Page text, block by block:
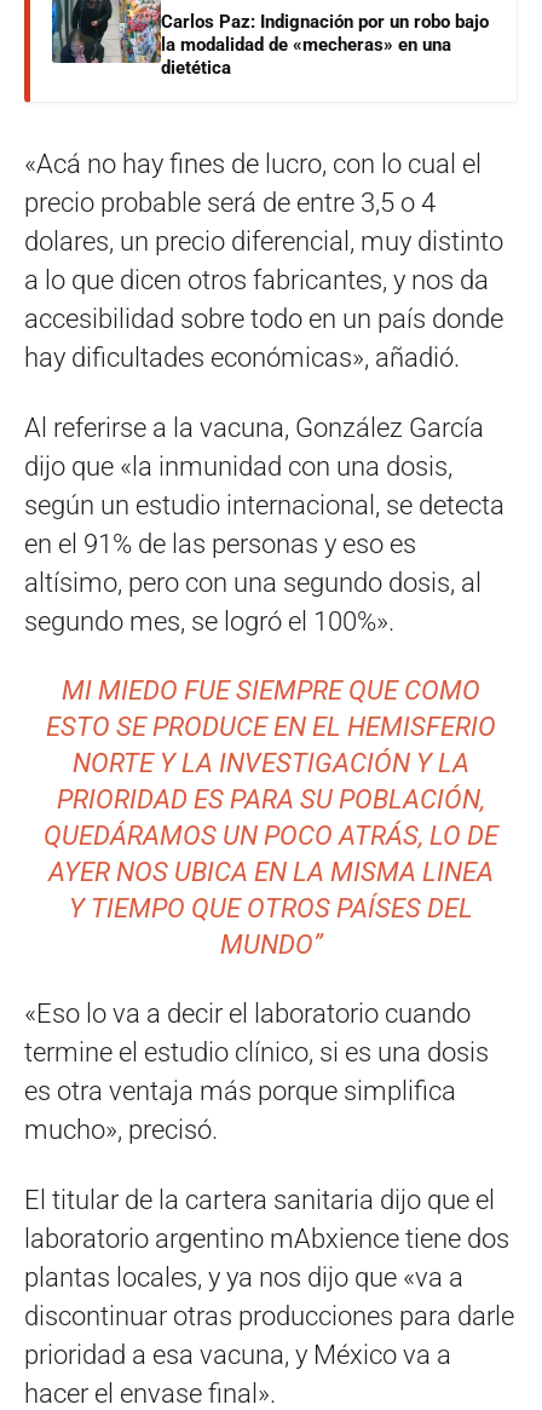
Carlos Paz: Indignación por un robo bajo
la modalidad de «mecheras» en una
dietética
«Acá no hay fines de lucro, con lo cual el
precio probable será de entre 3,5 o 4
dolares, un precio diferencial, muy distinto
a lo que dicen otros fabricantes, y nos da
accesibilidad sobre todo en un país donde
hay dificultades económicas», añadió.
Al referirse a la vacuna, González García
dijo que «la inmunidad con una dosis,
según un estudio internacional, se detecta
en el 91% de las personas y eso es
altísimo, pero con una segundo dosis, al
segundo mes, se logró el 100%».
MI MIEDO FUE SIEMPRE QUE COMO
ESTO SE PRODUCE EN EL HEMISFERIO
NORTE Y LA INVESTIGACIÓN Y LA
PRIORIDAD ES PARA SU POBLACIÓN,
QUEDÁRAMOS UN POCO ATRÁS, LO DE
AYER NOS UBICA EN LA MISMA LINEA
Y TIEMPO QUE OTROS PAÍSES DEL
MUNDO”
«Eso lo va a decir el laboratorio cuando
termine el estudio clínico, si es una dosis
es otra ventaja más porque simplifica
mucho», precisó.
El titular de la cartera sanitaria dijo que el
laboratorio argentino mAbxience tiene dos
plantas locales, y ya nos dijo que «va a
discontinuar otras producciones para darle
prioridad a esa vacuna, y México va a
hacer el envase final».